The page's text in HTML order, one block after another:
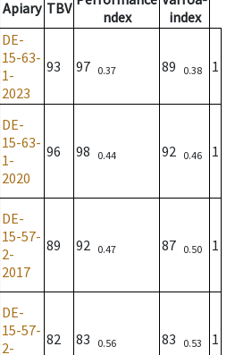
Apiary TBV
ndex
index
DE-
15-63-
1-
2023
93 97 0.37 89 0.38 1
DE-
15-63-
1-
2020
96 98 0.44 92 0.46 1
DE-
15-57-
2-
2017
89 92 0.47 87 0.50 1
DE-
15-57-
2-
82 83 0.56 83 0.53 1